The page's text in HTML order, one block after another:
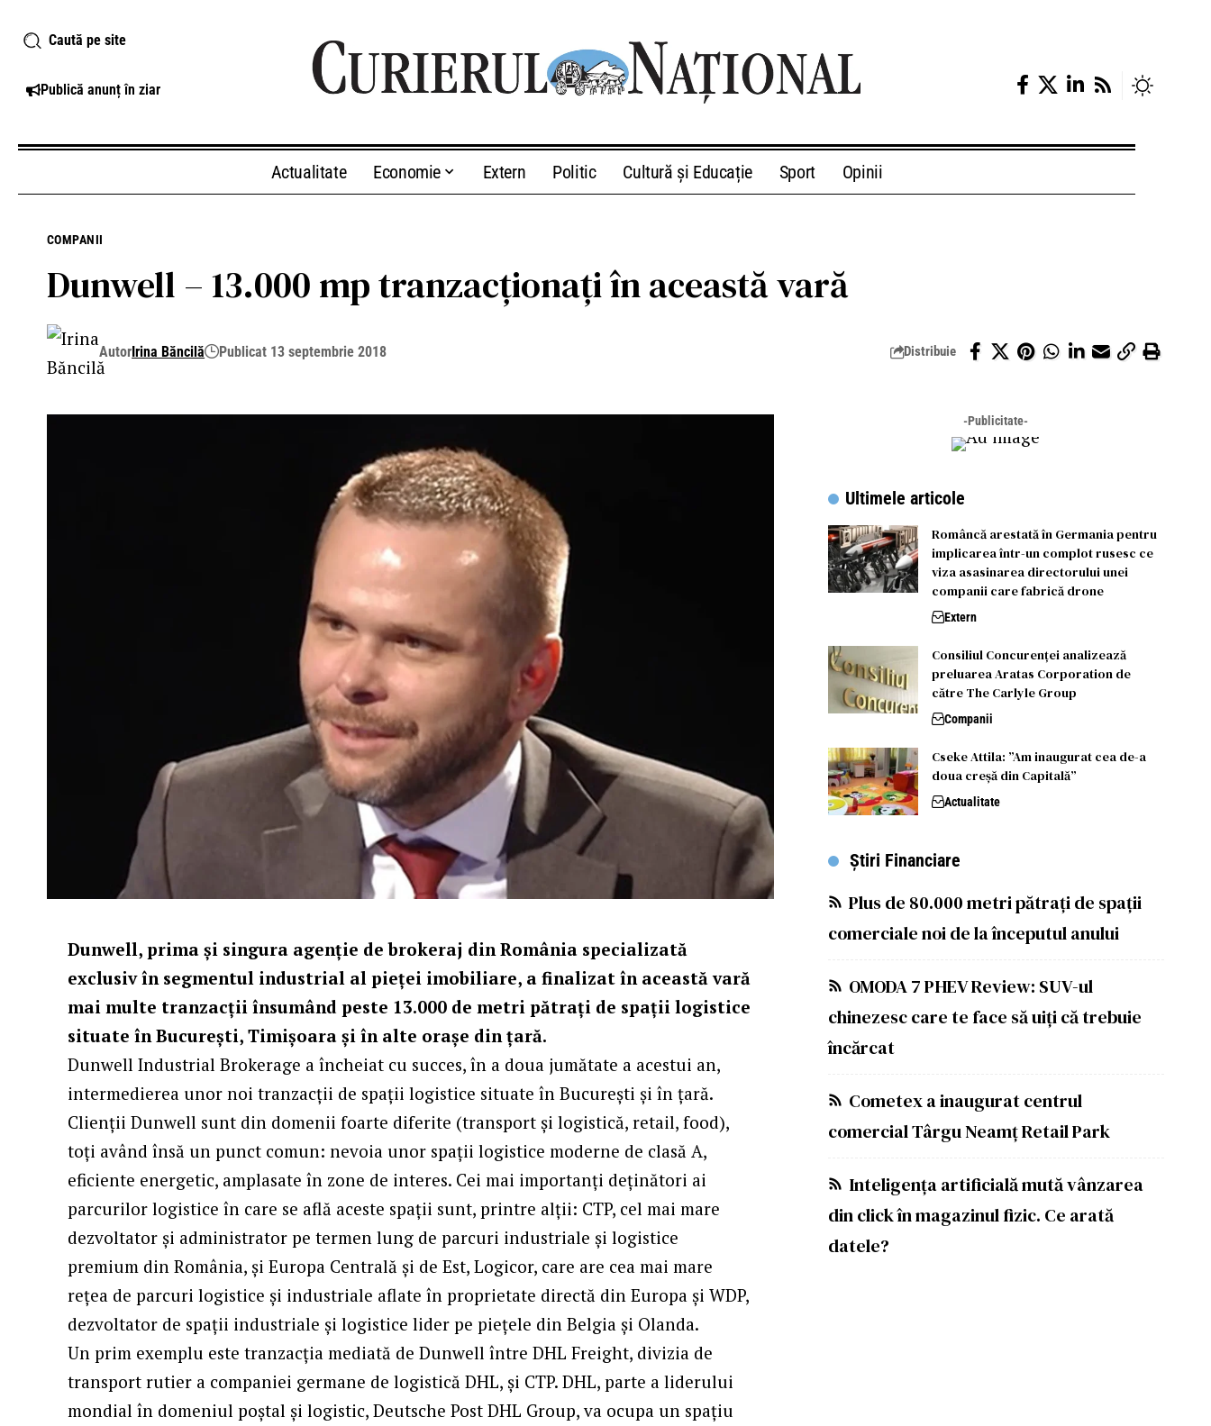
Caută pe site
Publică anunț în ziar
Actualitate Economie Extern Politic Cultură și Educație Sport Opinii
COMPANII
Dunwell – 13.000 mp tranzacţionaţi în această vară
AutorIrina Băncilă Publicat 13 septembrie 2018 Distribuie
Dunwell, prima și singura agenție de brokeraj din România specializată
exclusiv în segmentul industrial al pieței imobiliare, a finalizat în această vară
mai multe tranzacții însumând peste 13.000 de metri pătrați de spații logistice
situate în București, Timișoara și în alte orașe din țară.
Dunwell Industrial Brokerage a încheiat cu succes, în a doua jumătate a acestui an,
intermedierea unor noi tranzacții de spații logistice situate în București și în țară.
Clienții Dunwell sunt din domenii foarte diferite (transport și logistică, retail, food),
toți având însă un punct comun: nevoia unor spații logistice moderne de clasă A,
eficiente energetic, amplasate în zone de interes. Cei mai importanți deținători ai
parcurilor logistice în care se află aceste spații sunt, printre alții: CTP, cel mai mare
dezvoltator și administrator pe termen lung de parcuri industriale și logistice
premium din România, și Europa Centrală și de Est, Logicor, care are cea mai mare
rețea de parcuri logistice și industriale aflate în proprietate directă din Europa și WDP,
dezvoltator de spații industriale și logistice lider pe piețele din Belgia și Olanda.
Un prim exemplu este tranzacția mediată de Dunwell între DHL Freight, divizia de
transport rutier a companiei germane de logistică DHL, și CTP. DHL, parte a liderului
mondial în domeniul poştal şi logistic, Deutsche Post DHL Group, va ocupa un spațiu
-Publicitate-
Ultimele articole
Româncă arestată în Germania pentru
implicarea într-un complot rusesc ce
viza asasinarea directorului unei
companii care fabrică drone
Extern
Consiliul Concurenței analizează
preluarea Aratas Corporation de
către The Carlyle Group
Companii
Cseke Attila: ”Am inaugurat cea de-a
doua creșă din Capitală”
Actualitate
Știri Financiare
Plus de 80.000 metri pătrați de spații
comerciale noi de la începutul anului
OMODA 7 PHEV Review: SUV-ul
chinezesc care te face să uiți că trebuie
încărcat
Cometex a inaugurat centrul
comercial Târgu Neamț Retail Park
Inteligența artificială mută vânzarea
din click în magazinul fizic. Ce arată
datele?